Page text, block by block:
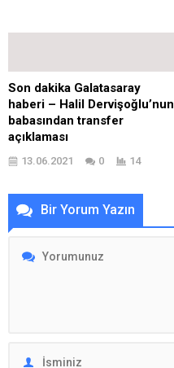
Son dakika Galatasaray
haberi – Halil Dervişoğlu’nun
babasından transfer
açıklaması
13.06.2021 0 14
Bir Yorum Yazın